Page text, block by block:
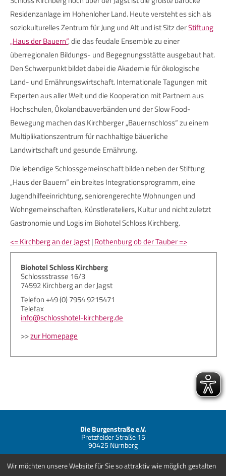
Residenzanlage im Hohenloher Land. Heute versteht es sich als
soziokulturelles Zentrum für Jung und Alt und ist Sitz derStiftung
„Haus der Bauern“, die das feudale Ensemble zu einer
überregionalen Bildungs- und Begegnungsstätte ausgebaut hat.
Den Schwerpunkt bildet dabei die Akademie für ökologische
Land- und Ernährungswirtschaft. Internationale Tagungen mit
Experten aus aller Welt und die Kooperation mit Partnern aus
Hochschulen, Ökolandbauverbänden und der Slow Food-
Bewegung machen das Kirchberger „Bauernschloss“ zu einem
Multiplikationszentrum für nachhaltige bäuerliche
Landwirtschaft und gesunde Ernährung.
Die lebendige Schlossgemeinschaft bilden neben der Stiftung
„Haus der Bauern“ ein breites Integrationsprogramm, eine
Jugendhilfeeinrichtung, seniorengerechte Wohnungen und
Wohngemeinschaften, Künstlerateliers, Kultur und nicht zuletzt
Gastronomie und Logis im Biohotel Schloss Kirchberg.
<= Kirchberg an der Jagst|Rothenburg ob der Tauber =>
Biohotel Schloss Kirchberg
Schlossstrasse 16/3
74592 Kirchberg an der Jagst
Telefon +49 (0) 7954 9215471
Telefax
info@schlosshotel-kirchberg.de
>>zur Homepage
Die Burgenstraße e.V.
Pretzfelder Straße 15
90425 Nürnberg
info@burgenstrasse.de
Wir möchten unsere Website für Sie so attraktiv wie möglich gestalten